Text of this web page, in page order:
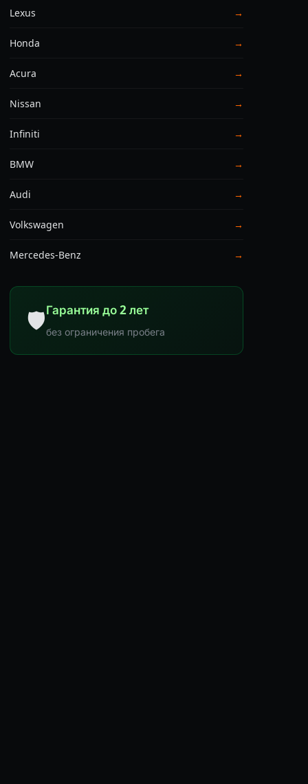
Lexus →
Honda →
Acura →
Nissan →
Infiniti →
BMW →
Audi →
Volkswagen →
Mercedes-Benz →
🛡Гарантия до 2 лет
без ограничения пробега